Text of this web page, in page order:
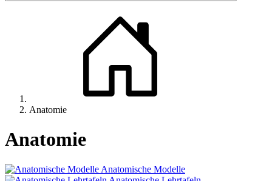
Anatomie
Anatomie
Anatomische Modelle